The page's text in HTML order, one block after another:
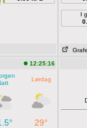
I
12:25:16
Lørdag
29°